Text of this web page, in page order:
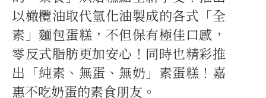
以橄欖油取代氫化油製成的各式「全
素」麵包蛋糕，不但保有極佳口感，
零反式脂肪更加安心！同時也精彩推
出「純素、無蛋、無奶」素蛋糕！嘉
惠不吃奶蛋的素食朋友。